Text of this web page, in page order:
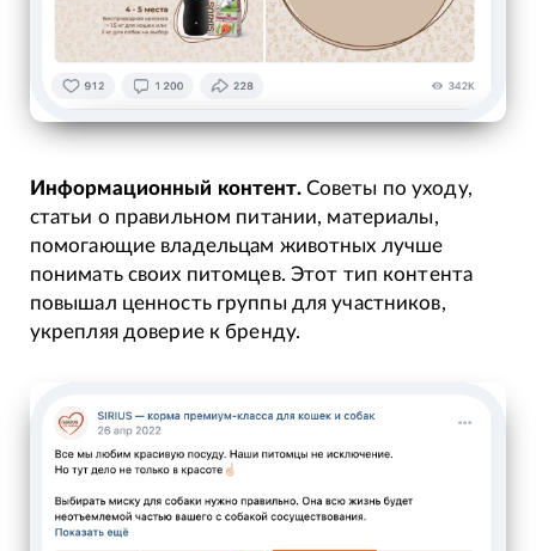
Информационный контент. Советы по уходу,
статьи о правильном питании, материалы,
помогающие владельцам животных лучше
понимать своих питомцев. Этот тип контента
повышал ценность группы для участников,
укрепляя доверие к бренду.